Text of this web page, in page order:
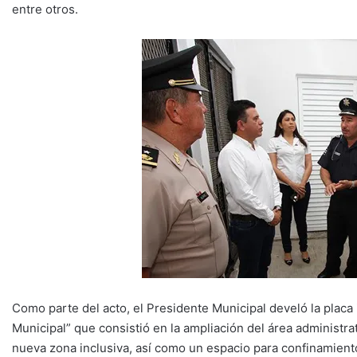
entre otros.
Como parte del acto, el Presidente Municipal develó la
Municipal” que consistió en la ampliación del área
nueva zona inclusiva, así como un espacio para